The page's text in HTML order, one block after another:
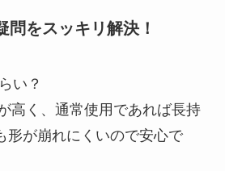
をスッキリ解決！
い？
高く、通常使用であれば長持
形が崩れにくいので安心で